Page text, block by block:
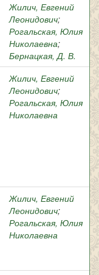
Жилич, Евгений
Леонидович;
Рогальская, Юлия
Николаевна;
Бернацкая, Д. В.
Жилич, Евгений
Леонидович;
Рогальская, Юлия
Николаевна
Жилич, Евгений
Леонидович;
Рогальская, Юлия
Николаевна